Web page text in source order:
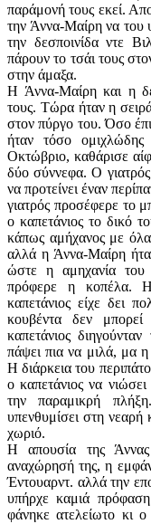
παράμονή τους εκεί.
την Άννα-Μαίρη να του
την δεσποινίδα ντε
πάρουν το τσάι τους
στην άμαξα.
Η Άννα-Μαίρη και η
τους. Τώρα ήταν η σειρά
στον πύργο του. Όσο
ήταν τόσο ομιχλώδης
Οκτώβριο, καθάρισε
δύο σύννεφα. Ο
να προτείνει έναν
γιατρός προσέφερε το
ο καπετάνιος το δικό
κάπως αμήχανος με όλα
αλλά η Άννα-Μαίρη
ώστε η αμηχανία του
πρόφερε η κοπέλα.
καπετάνιος είχε δει
κουβέντα δεν
καπετάνιος
πάψει πια να μιλά, μα η
Η διάρκεια του
ο καπετάνιος να
την παραμικρή
υπενθυμίσει στη νεαρή
χωριό.
Η απουσία της
αναχώρησή της, η
Έντουαρντ. αλλά την
υπήρχε καμιά
φάνηκε ατελείωτο κι